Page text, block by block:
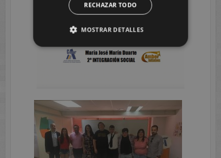
RECHAZAR TODO
MOSTRAR DETALLES